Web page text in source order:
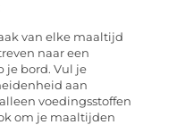
van elke maaltijd
naar een
je bord. Vul je
aan
voedingsstoffen
om je maaltijden